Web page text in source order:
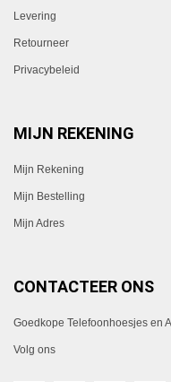
Levering
Retourneer
Privacybeleid
MIJN REKENING
Mijn Rekening
Mijn Bestelling
Mijn Adres
CONTACTEER ONS
Goedkope Telefoonhoesjes en
Volg ons